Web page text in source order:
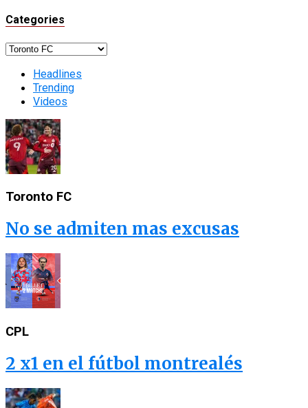
Categories
Categories
Headlines
Trending
Videos
Toronto FC
No se admiten mas excusas
CPL
2 x1 en el fútbol montrealés